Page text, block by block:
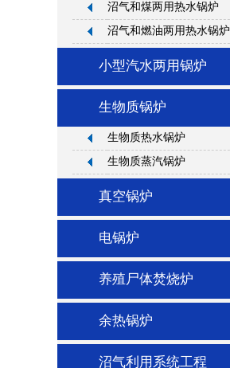
沼气和煤两用热水锅炉
沼气和燃油两用热水锅炉
小型汽水两用锅炉
生物质锅炉
生物质热水锅炉
生物质蒸汽锅炉
真空锅炉
电锅炉
养殖尸体焚烧炉
余热锅炉
沼气利用系统工程